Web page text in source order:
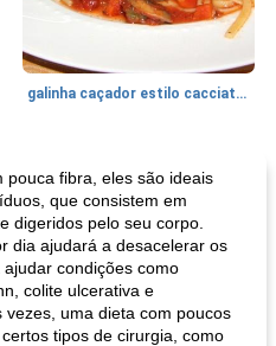
galinha caçador estilo cacciatore
pouca fibra, eles são ideais
que consistem em
digeridos pelo seu corpo.
dia ajudará a desacelerar os
condições como
colite ulcerativa e
uma dieta com poucos
tipos de cirurgia, como